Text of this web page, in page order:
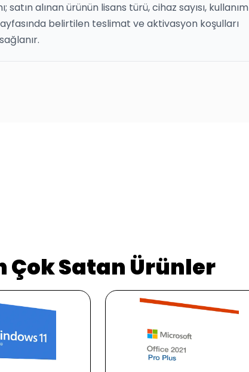
satın alınan ürünün lisans türü, cihaz sayısı, kullanım
belirtilen teslimat ve aktivasyon koşulları
Çok Satan Ürünler